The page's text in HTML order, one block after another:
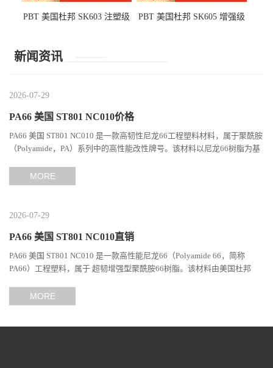
PBT 美国杜邦 SK603 注塑级
PBT 美国杜邦 SK605 增强级
新闻资讯
2026-07-29
PA66 美国 ST801 NC010价格
PA66 美国 ST801 NC010 是一款高韧性尼龙66工程塑料材料，属于聚酰胺
（Polyamide，PA）系列中的高性能改性牌号。该材料以尼龙66树脂为基
MORE
2026-07-29
PA66 美国 ST801 NC010直销
PA66 美国 ST801 NC010 是一款高性能尼龙66（Polyamide 66，简称
PA66）工程塑料，属于 超韧增强型聚酰胺66树脂。该材料由美国杜邦
MORE